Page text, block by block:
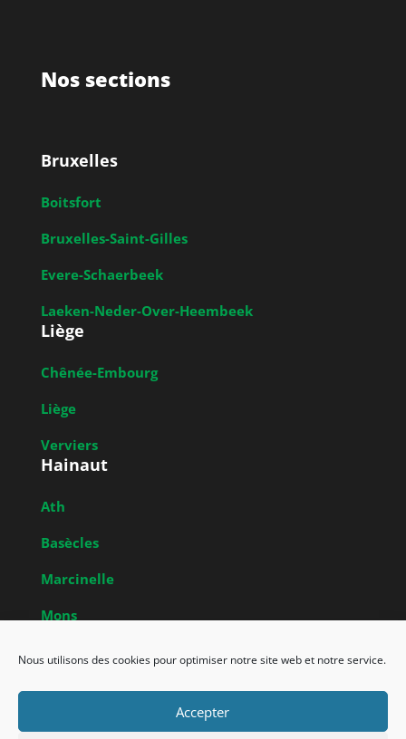
Nous utilisons des cookies pour optimiser notre site web et notre service.
Accepter
Nos sections
Bruxelles
Boitsfort
Bruxelles-Saint-Gilles
Evere-Schaerbeek
Laeken-Neder-Over-Heembeek
Liège
Chênée-Embourg
Liège
Verviers
Hainaut
Ath
Basècles
Marcinelle
Mons
Obrecheuil
Union Francophone des Amis de la Nature de